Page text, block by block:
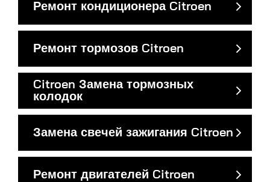
Ремонт кондиционера Citroen
Ремонт тормозов Citroen
Citroen Замена тормозных
колодок
Замена свечей зажигания Citroen
Ремонт двигателей Citroen